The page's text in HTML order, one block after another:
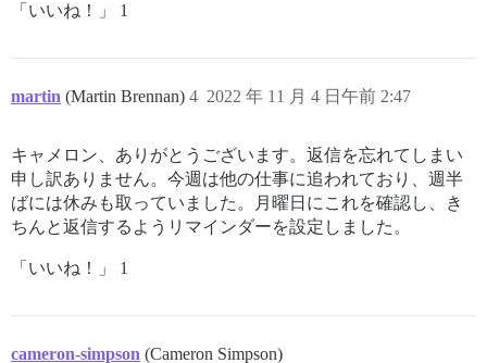
「いいね！」 1
martin (Martin Brennan) 2022 年 11 月 4 日午前 2:47
4
キャメロン、ありがとうございます。返信を忘れてしまい
申し訳ありません。今週は他の仕事に追われており、週半
ばには休みも取っていました。月曜日にこれを確認し、き
ちんと返信するようリマインダーを設定しました。
「いいね！」 1
cameron-simpson (Cameron Simpson)